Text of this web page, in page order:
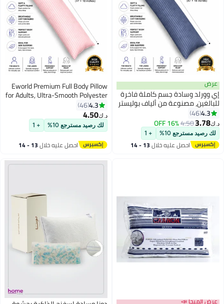
11
عرض
إي وورلد وسادة جسم كاملة فاخرة
للبالغين، مصنوعة من ألياف بوليستر
فائقة النعومة، قابلة للتنفس
ومثالية لمن ينامون على الجانب، مع
غطاء قطني فائق النعومة، متوفرة
بألوان متعددة، 120x45 بوصة.
4.3
46
د.ك‏3.78
4.50
16% OFF
لك رصيد مسترجع 10% + 1
احصل عليه خلال 13 - 14
11
Eworld Premium Full Body Pillow
for Adults, Ultra-Smooth Polyester
Fiber, Breathable & Ideal for Side
Sleepers, with Ultra-Soft Cotton
Cover, Available in Multiple Colors,
120x45 cm
4.3
46
د.ك‏4.50
لك رصيد مسترجع 10% + 1
احصل عليه خلال 13 - 14
عرض الميجا 📣